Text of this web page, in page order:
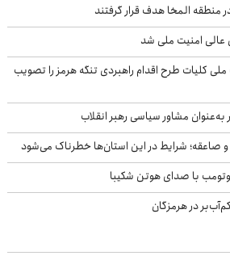
منطقه المخا هدف قرار گرفتند
امنیت ملی شد
کلیات طرح اقدام راهبردی تنگه هرمز را تصویب
مشاور سیاسی رهبر انقلاب
صاعقه؛ شرایط در این استان‌ها خطرناک می‌شود
با صدای هوتن شکیبا
در هرمزگان